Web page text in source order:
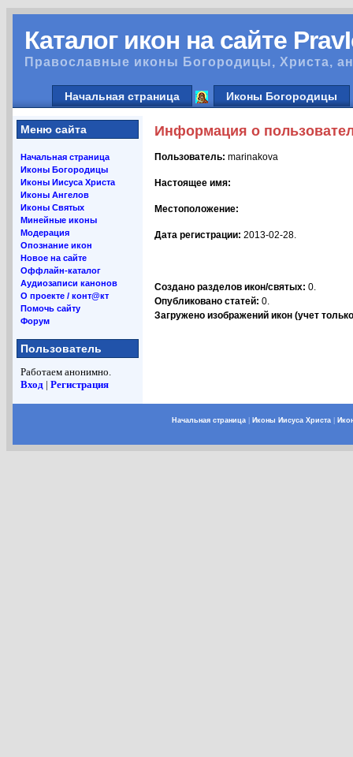
Каталог икон на сайте
Православные иконы Богородицы, Христа,
Начальная страница Иконы Богородицы
Меню сайта
Начальная страница
Иконы Богородицы
Иконы Иисуса Христа
Иконы Ангелов
Иконы Святых
Минейные иконы
Модерация
Опознание икон
Новое на сайте
Оффлайн-каталог
Аудиозаписи канонов
О проекте / конт@кт
Помочь сайту
Форум
Пользователь
Работаем анонимно.
Вход | Регистрация
Информация о
Пользователь: marinakova
Настоящее имя:
Местоположение:
Дата регистрации: 2013-02-28.
Создано разделов икон/святых: 0.
Опубликовано статей: 0.
Загружено изображений икон (учет
Начальная страница| Иконы Иисуса Христа|